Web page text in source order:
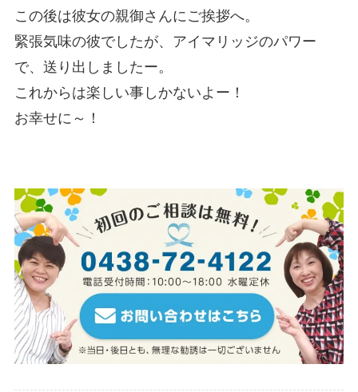
この後は彼女の親御さんにご挨拶へ。
緊張気味の彼でしたが、アイマリッジのパワー
で、送り出しましたー。
これからは楽しい事しかないよー！
お幸せに～！